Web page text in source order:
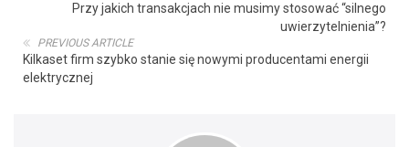
Przy jakich transakcjach nie musimy stosować “silnego
uwierzytelnienia”?
PREVIOUS ARTICLE
Kilkaset firm szybko stanie się nowymi producentami energii
elektrycznej